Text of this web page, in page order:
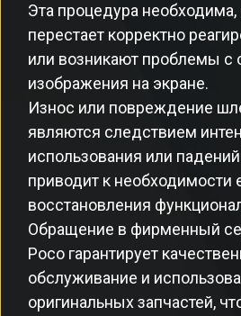
Эта процедура необходима,
перестает корректно
или возникают проблемы с
изображения на экране.
Износ или повреждение
являются следствием
использования или
приводит к необходимости
восстановления
Обращение в фирменный
Poco гарантирует
обслуживание и
оригинальных запчастей,